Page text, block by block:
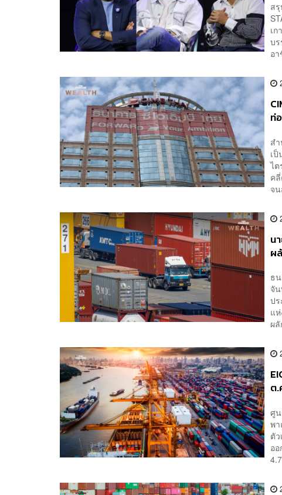
ส
เ
บ
อ
ท่
ส
เ
ไ
ค
จ
น
ผ
ธ
จั
ป
แ
ผ
ต.
ศูน
พ
ตั
อ